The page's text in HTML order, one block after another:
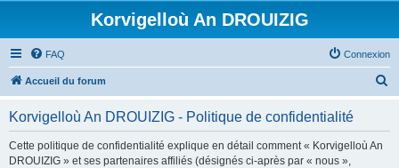
Korvigelloù An DROUIZIG
FAQ Connexion
Accueil du forum
Korvigelloù An DROUIZIG - Politique de confidentialité
Cette politique de confidentialité explique en détail comment « Korvigelloù An
DROUIZIG » et ses partenaires affiliés (désignés ci-après par « nous »,